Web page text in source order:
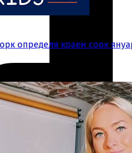
определя краен срок